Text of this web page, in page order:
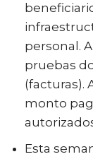
personal.
pruebas
(facturas).
monto
Esta